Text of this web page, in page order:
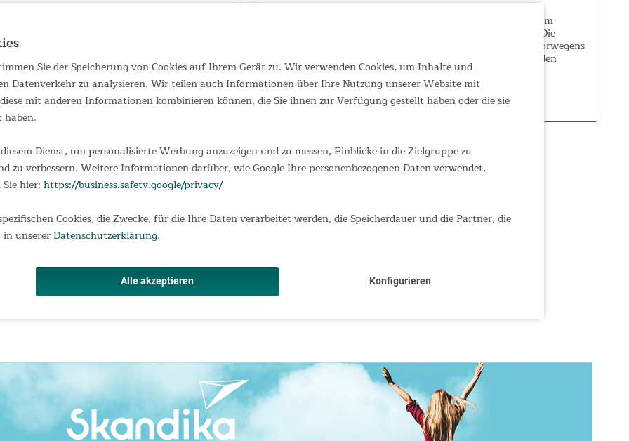
versetzbaren Frontwand, die nicht nur
schnell und einfach ein- und ausgezippt
werden...
289,00 € UVP 399,00 €
6-Personen-Zelt mit eingenähtem
Zeltboden und drei Eingängen Die
Provinz Nordland im Norden Norwegens
ist bekannt für ihre extrem steilen
Berghänge und felsigen Klippen und
somit der perfekte Namensgeber für das
Skandika Zelt...
399,00 € UVP 519,00 €
Autozelt Pitea XL Up
200 cm Stehhöhe Große Freiheit ganz
ohne Camper! Ob für spontane
Campingabenteuer, unvergessliche
Natur: mit den Pitea Auto-Vorzelten von
UVP 449,00 €
Sie der Speicherung von Cookies auf Ihrem Gerät zu. Wir verwenden Cookies, um Inhalte und
Datenverkehr zu analysieren. Wir teilen auch Informationen über Ihre Nutzung unserer Website mit
mit anderen Informationen kombinieren können, die Sie ihnen zur Verfügung gestellt haben oder die sie
haben.
Dienst, um personalisierte Werbung anzuzeigen und zu messen, Einblicke in die Zielgruppe zu
zu verbessern. Weitere Informationen darüber, wie Google Ihre personenbezogenen Daten verwendet,
hier: https://business.safety.google/privacy/
Cookies, die Zwecke, für die Ihre Daten verarbeitet werden, die Speicherdauer und die Partner, die
unsererDatenschutzerklärung.
Alle akzeptieren Konfigurieren